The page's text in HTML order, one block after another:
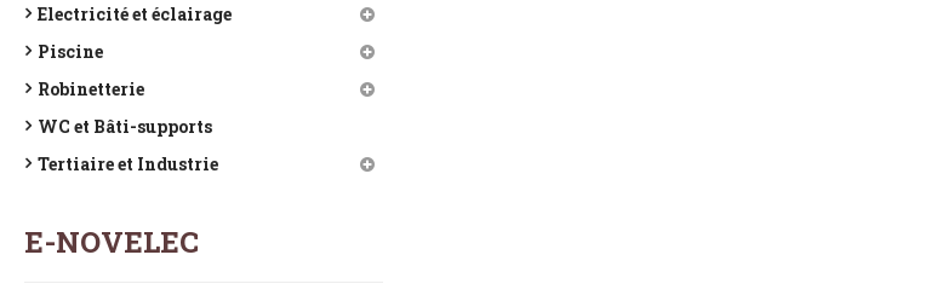
Electricité et éclairage
Piscine
Robinetterie
WC et Bâti-supports
Tertiaire et Industrie
E-NOVELEC